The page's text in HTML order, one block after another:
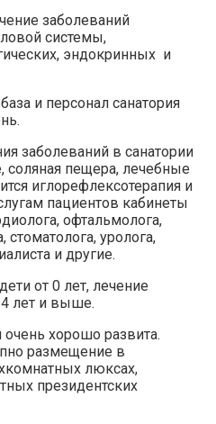
заболеваний
системы,
эндокринных и
и персонал санатория
заболеваний в санатории
соляная пещера, лечебные
иглорефлексотерапия и
пациентов кабинеты
офтальмолога,
стоматолога, уролога,
и другие.
от 0 лет, лечение
4 лет и выше.
очень хорошо развита.
размещение в
люксах,
президентских